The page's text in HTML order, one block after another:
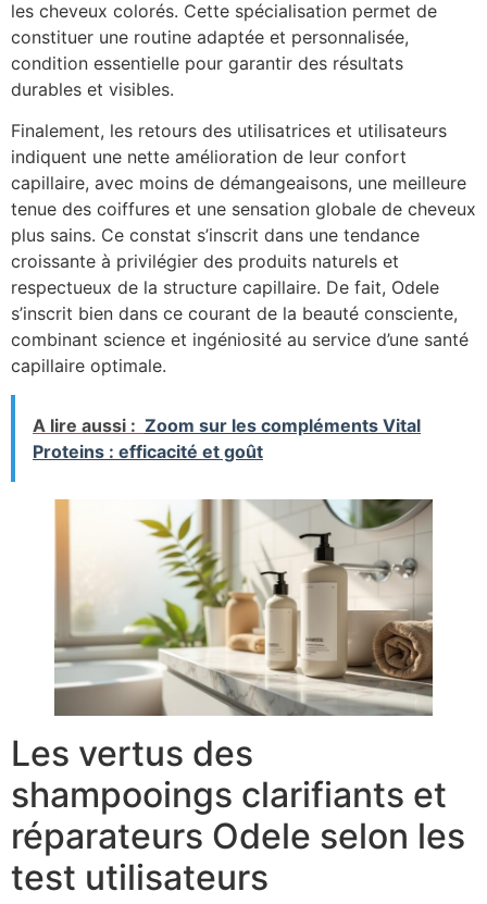
les cheveux colorés. Cette spécialisation permet de
constituer une routine adaptée et personnalisée,
condition essentielle pour garantir des résultats
durables et visibles.
Finalement, les retours des utilisatrices et utilisateurs
indiquent une nette amélioration de leur confort
capillaire, avec moins de démangeaisons, une meilleure
tenue des coiffures et une sensation globale de cheveux
plus sains. Ce constat s’inscrit dans une tendance
croissante à privilégier des produits naturels et
respectueux de la structure capillaire. De fait, Odele
s’inscrit bien dans ce courant de la beauté consciente,
combinant science et ingéniosité au service d’une santé
capillaire optimale.
A lire aussi : Zoom sur les compléments Vital
Proteins : efficacité et goût
Les vertus des
shampooings clarifiants et
réparateurs Odele selon les
test utilisateurs